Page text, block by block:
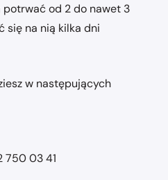
potrwać od 2 do nawet 3
się na nią kilka dni
w następujących
750 03 41